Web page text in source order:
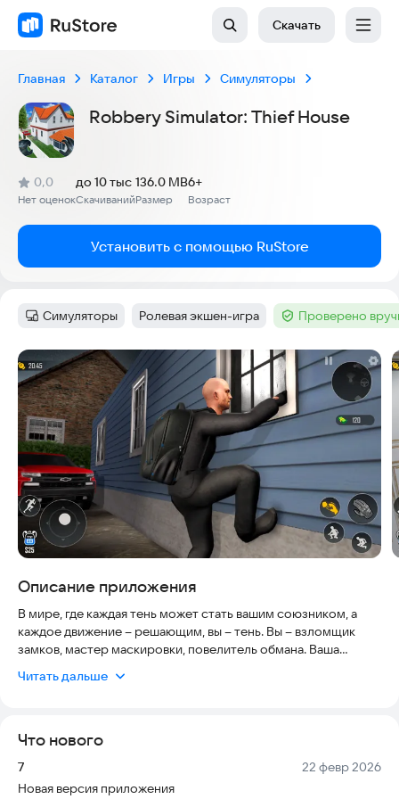
Скачать
Главная Каталог Игры Симуляторы
Robbery Simulator: Thief House
Рейтинг:
0,0
(
Нет оценок
)
Скачиваний
до 10 тыс
Размер
136.0 MB
Возраст
6+
Установить с помощью RuStore
Категория:
Симуляторы Тег:
Ролевая экшен-игра Тег :Проверено
Скриншоты
Описание приложения
В мире, где каждая тень может стать вашим союзником, а
каждое движение – решающим, вы – тень. Вы – взломщик
замков, мастер маскировки, повелитель обмана. Ваша
секреты и завладеть бесценными сокровищами, оставаясь
Ощутите адреналин, когда вы пробираетесь по лабиринтам
обходя сложные системы безопасности. Каждый шаг
требует точности и стратегического мышления.
Читать дальше
Что нового
Версия:
7 Дата:
22 февр 2026
Новая версия приложения